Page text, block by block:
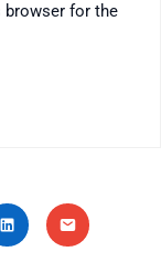
browser for the